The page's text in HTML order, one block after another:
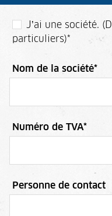
J’ai une société.
particuliers)*
Nom de la société*
Numéro de TVA*
Personne de contact